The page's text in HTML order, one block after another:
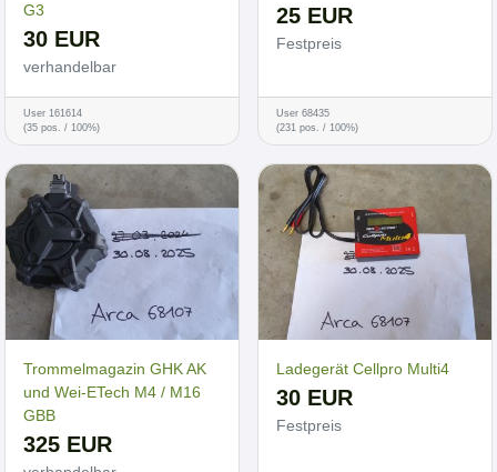
G3
30 EUR
verhandelbar
User 161614
(35 pos. / 100%)
25 EUR
Festpreis
User 68435
(231 pos. / 100%)
Trommelmagazin GHK AK
und Wei-ETech M4 / M16
GBB
325 EUR
Ladegerät Cellpro Multi4
30 EUR
Festpreis